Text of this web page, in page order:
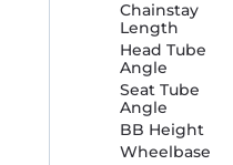
Chainstay
Length
Head Tube
Angle
Seat Tube
Angle
BB Height
Wheelbase